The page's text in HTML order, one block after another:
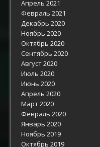
Апрель 2021
Февраль 2021
Декабрь 2020
Ноябрь 2020
Октябрь 2020
Сентябрь 2020
Август 2020
Июль 2020
Июнь 2020
Апрель 2020
Март 2020
Февраль 2020
Январь 2020
Ноябрь 2019
Октябрь 2019